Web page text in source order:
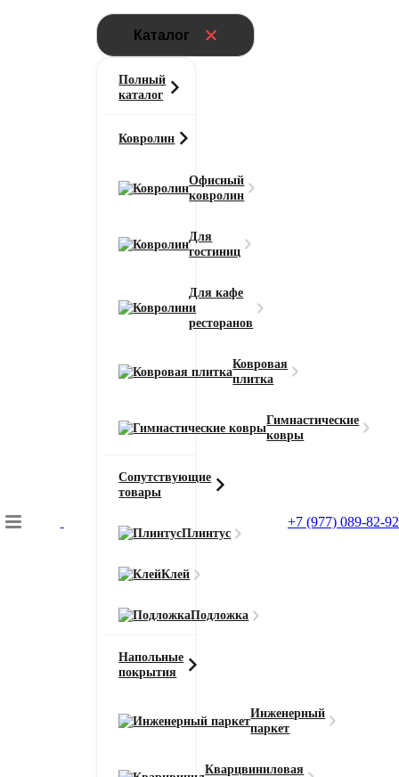
Каталог
Полный
каталог
Ковролин
Офисный
ковролин
Для
гостиниц
Для кафе
и
ресторанов
Ковровая
плитка
Гимнастические
ковры
Сопутствующие
товары
Плинтус
Клей
Подложка
Напольные
покрытия
Инженерный
паркет
Кварцвиниловая
+7 (977) 089-82-92
Подбор коврового покрытия